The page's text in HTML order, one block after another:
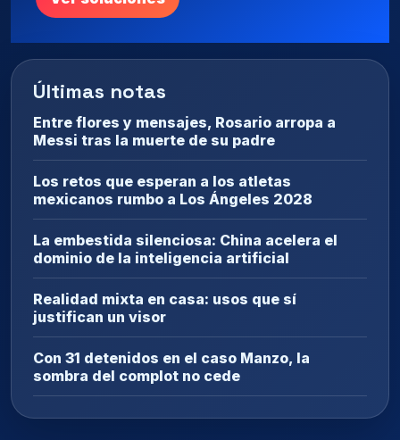
Últimas notas
Entre flores y mensajes, Rosario arropa a
Messi tras la muerte de su padre
Los retos que esperan a los atletas
mexicanos rumbo a Los Ángeles 2028
La embestida silenciosa: China acelera el
dominio de la inteligencia artificial
Realidad mixta en casa: usos que sí
justifican un visor
Con 31 detenidos en el caso Manzo, la
sombra del complot no cede